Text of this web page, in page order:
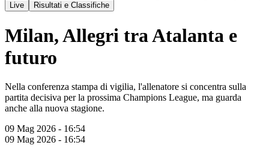
Live
Risultati e Classifiche
Milan, Allegri tra Atalanta e
futuro
Nella conferenza stampa di vigilia, l'allenatore si concentra sulla
partita decisiva per la prossima Champions League, ma guarda
anche alla nuova stagione.
09 Mag 2026 - 16:54
09 Mag 2026 - 16:54